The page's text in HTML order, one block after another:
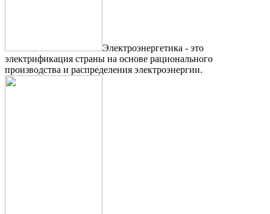
Электроэнергетика - это
электрификация страны на основе рационального
производства и распределения электроэнергии.